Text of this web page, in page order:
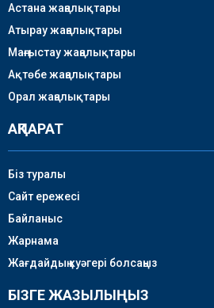
Астана жаңалықтары
Атырау жаңалықтары
Маңғыстау жаңалықтары
Ақтөбе жаңалықтары
Орал жаңалықтары
АҚПАРАТ
Біз туралы
Сайт ережесі
Байланыс
Жарнама
Жағдайдың куәгері болсаңыз
БІЗГЕ ЖАЗЫЛЫҢЫЗ